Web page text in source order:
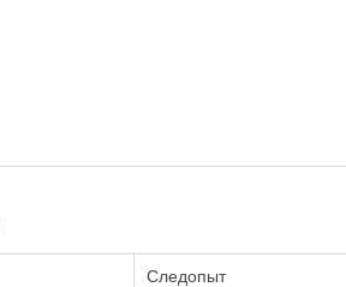
Следопыт